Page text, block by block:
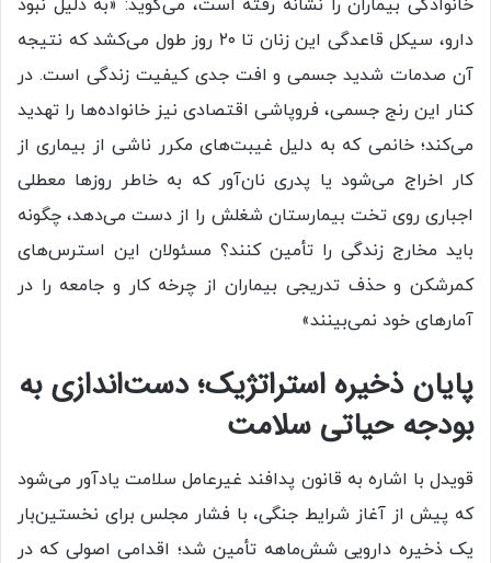
خانوادگی بیماران را نشانه رفته است، می‌گوید: «به دلیل نبود
دارو، سیکل قاعدگی این زنان تا ۲۰ روز طول می‌کشد که نتیجه
آن صدمات شدید جسمی و افت جدی کیفیت زندگی است. در
کنار این رنج جسمی، فروپاشی اقتصادی نیز خانواده‌ها را تهدید
می‌کند؛ خانمی که به دلیل غیبت‌های مکرر ناشی از بیماری از
کار اخراج می‌شود یا پدری نان‌آور که به خاطر روزها معطلی
اجباری روی تخت بیمارستان شغلش را از دست می‌دهد، چگونه
باید مخارج زندگی را تأمین کنند؟ مسئولان این استرس‌های
کمرشکن و حذف تدریجی بیماران از چرخه کار و جامعه را در
آمارهای خود نمی‌بینند»
پایان ذخیره استراتژیک؛ دست‌اندازی به
بودجه حیاتی سلامت
قویدل با اشاره به قانون پدافند غیرعامل سلامت یادآور می‌شود
که پیش از آغاز شرایط جنگی، با فشار مجلس برای نخستین‌بار
یک ذخیره دارویی شش‌ماهه تأمین شد؛ اقدامی اصولی که در